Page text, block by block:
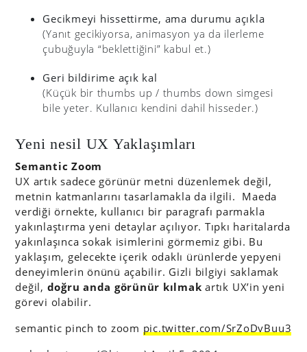
Gecikmeyi hissettirme, ama durumu açıkla
(Yanıt gecikiyorsa, animasyon ya da ilerleme
çubuğuyla “beklettiğini” kabul et.)
Geri bildirime açık kal
(Küçük bir thumbs up / thumbs down simgesi
bile yeter. Kullanıcı kendini dahil hisseder.)
Yeni nesil UX Yaklaşımları
Semantic Zoom
UX artık sadece görünür metni düzenlemek değil,
metnin katmanlarını tasarlamakla da ilgili. Maeda
verdiği örnekte, kullanıcı bir paragrafı parmakla
yakınlaştırma yeni detaylar açılıyor. Tıpkı haritalarda
yakınlaşınca sokak isimlerini görmemiz gibi. Bu
yaklaşım, gelecekte içerik odaklı ürünlerde yepyeni
deneyimlerin önünü açabilir. Gizli bilgiyi saklamak
değil, doğru anda görünür kılmak artık UX’in yeni
görevi olabilir.
semantic pinch to zoom pic.twitter.com/SrZoDvBuu3